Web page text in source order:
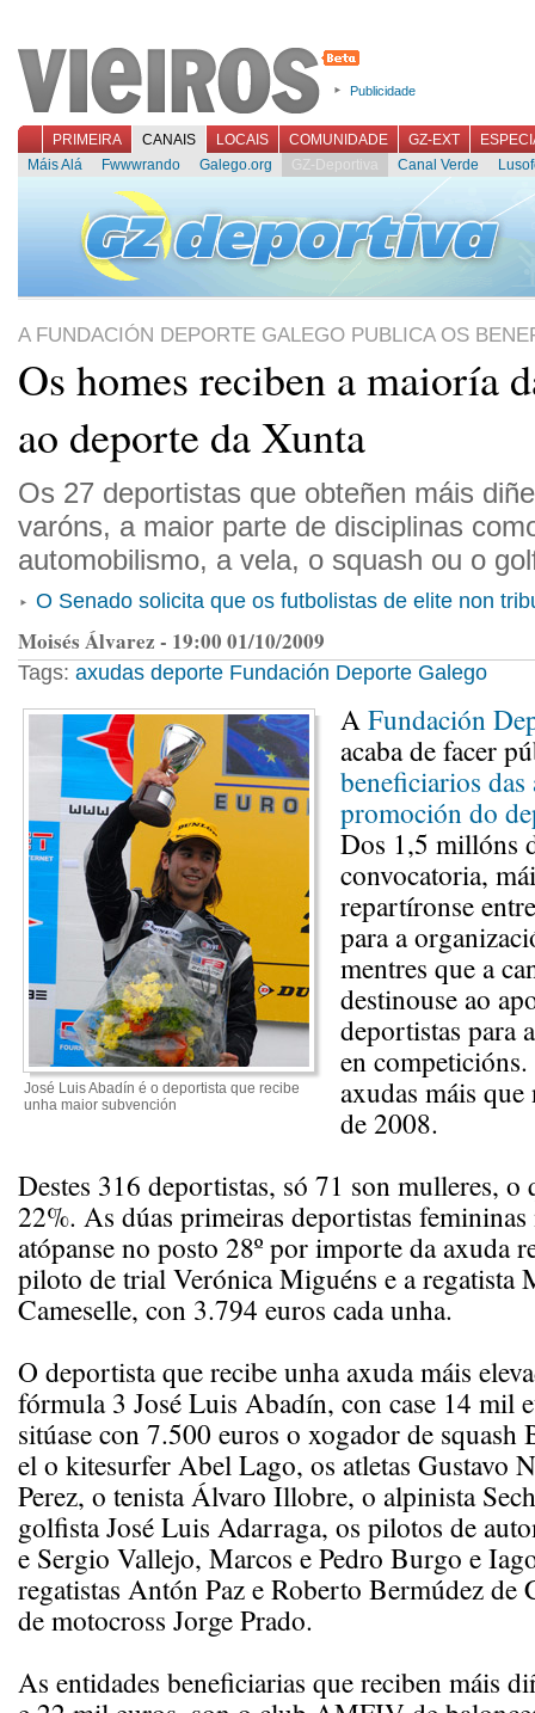
Publicidade
PRIMEIRA CANAIS LOCAIS COMUNIDADE GZ-EXT
Máis Alá
Fwwwrando Galego.org GZ-Deportiva Canal Verde
A FUNDACIÓN DEPORTE GALEGO PUBLICA OS
Os homes reciben a maioría
ao deporte da Xunta
Os 27 deportistas que obteñen máis
varóns, a maior parte de disciplinas
automobilismo, a vela, o squash ou o
O Senado solicita que os futbolistas de elite non
Moisés Álvarez - 19:00 01/10/2009
Tags: axudas deporte Fundación Deporte Galego
José Luis Abadín é o deportista que recibe
unha maior subvención
AFundación
acaba de facer
beneficiarios das
promoción do
Dos 1,5 millóns
convocatoria,
repartíronse
para a
mentres que a
destinouse ao
deportistas para
en
axudas máis
de 2008.
Destes 316 deportistas, só 71 son mulleres, o
22%. As dúas primeiras deportistas femininas
atópanse no posto 28º por importe da axuda
piloto de trial Verónica Miguéns e a regatista
Cameselle, con 3.794 euros cada unha.
O deportista que recibe unha axuda máis
fórmula 3 José Luis Abadín, con case 14 mil
sitúase con 7.500 euros o xogador de squash
el o kitesurfer Abel Lago, os atletas Gustavo
Perez, o tenista Álvaro Illobre, o alpinista
golfista José Luis Adarraga, os pilotos de
e Sergio Vallejo, Marcos e Pedro Burgo e
regatistas Antón Paz e Roberto Bermúdez de
de motocross Jorge Prado.
As entidades beneficiarias que reciben máis